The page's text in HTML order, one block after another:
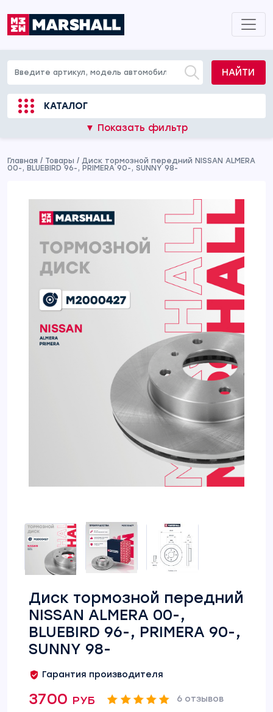
НАЙТИ
КАТАЛОГ
▼ Показать фильтр
Главная / Товары / Диск тормозной передний NISSAN ALMERA
00-, BLUEBIRD 96-, PRIMERA 90-, SUNNY 98-
Диск тормозной передний
NISSAN ALMERA 00-,
BLUEBIRD 96-, PRIMERA 90-,
SUNNY 98-
Гарантия производителя
3700 руб 6 отзывов